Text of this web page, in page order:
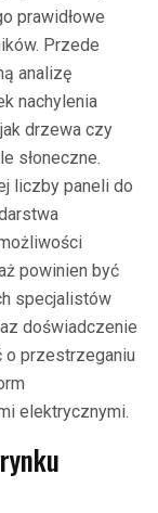
prawidłowe
Przede
analizę
nachylenia
drzewa czy
słoneczne.
liczby paneli do
powinien być
specjalistów
doświadczenie
o przestrzeganiu
elektrycznymi.